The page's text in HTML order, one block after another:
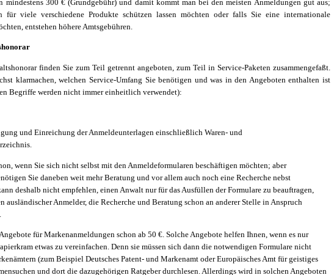
mindestens 300 € (Grundgebühr) und damit kommt man bei den meisten Anmeldungen gut aus;
viele verschiedene Produkte schützen lassen möchten oder falls Sie eine internationale
entstehen höhere Amtsgebühren.
finden Sie zum Teil getrennt angeboten, zum Teil in Service-Paketen zusammengefaßt.
klarmachen, welchen Service-Umfang Sie benötigen und was in den Angeboten enthalten ist
Begriffe werden nicht immer einheitlich verwendet):
und Einreichung der Anmeldeunterlagen einschließlich Waren- und
wenn Sie sich nicht selbst mit den Anmeldeformularen beschäftigen möchten; aber
Sie daneben weit mehr Beratung und vor allem auch noch eine Recherche nebst
deshalb nicht empfehlen, einen Anwalt nur für das Ausfüllen der Formulare zu beauftragen,
ausländischer Anmelder, die Recherche und Beratung schon an anderer Stelle in Anspruch
für Markenanmeldungen schon ab 50 €. Solche Angebote helfen Ihnen, wenn es nur
etwas zu vereinfachen. Denn sie müssen sich dann die notwendigen Formulare nicht
(zum Beispiel Deutsches Patent- und Markenamt oder Europäisches Amt für geistiges
und dort die dazugehörigen Ratgeber durchlesen. Allerdings wird in solchen Angeboten